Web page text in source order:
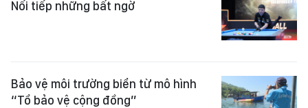
Nối tiếp những bất ngờ
Bảo vệ môi trường biển từ mô hình
“Tổ bảo vệ cộng đồng”